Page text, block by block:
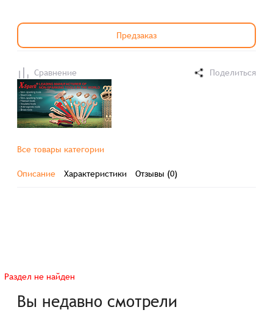
Предзаказ
Сравнение Поделиться
Все товары категории
Описание Характеристики Отзывы (0)
Раздел не найден
Вы недавно смотрели